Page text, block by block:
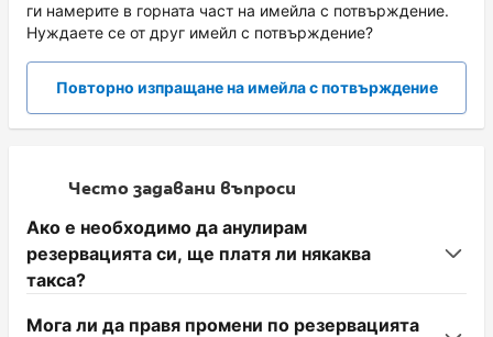
ги намерите в горната част на имейла с потвърждение.
Нуждаете се от друг имейл с потвърждение?
Повторно изпращане на имейла с потвърждение
Често задавани въпроси
Ако е необходимо да анулирам
резервацията си, ще платя ли някаква
такса?
Мога ли да правя промени по резервацията